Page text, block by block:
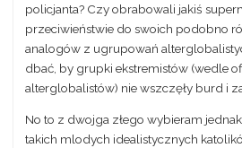
policjanta? Czy obrabowali jakiś
przeciwieństwie do swoich podobno
analogów z ugrupowań
dbać, by grupki ekstremistów (wedle
alterglobalistów) nie wszczęły burd i
No to z dwojga złego wybieram
takich mlodych idealistycznych